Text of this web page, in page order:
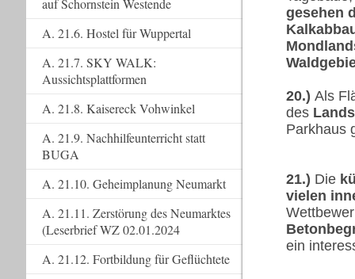
gesehen
20.) Als
des
Parkhaus
21.) Die
vielen
ein
auf Schornstein Westende
A. 21.6. Hostel für Wuppertal
A. 21.7. SKY WALK:
Aussichtsplattformen
A. 21.8. Kaisereck Vohwinkel
A. 21.9. Nachhilfeunterricht statt
BUGA
A. 21.10. Geheimplanung Neumarkt
A. 21.11. Zerstörung des Neumarktes
(Leserbrief WZ 02.01.2024
A. 21.12. Fortbildung für Geflüchtete